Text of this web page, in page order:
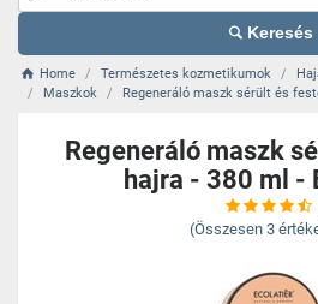
Keresés
Home Természetes kozmetikumok
Maszkok
Regeneráló maszk sérült és
Regeneráló maszk
hajra - 380 ml -
(Összesen 3